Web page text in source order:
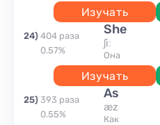
Изучать
24) 404 раза
0.57%
she
ʃiː
она
Изучать
25) 393 раза
0.55%
as
æz
как